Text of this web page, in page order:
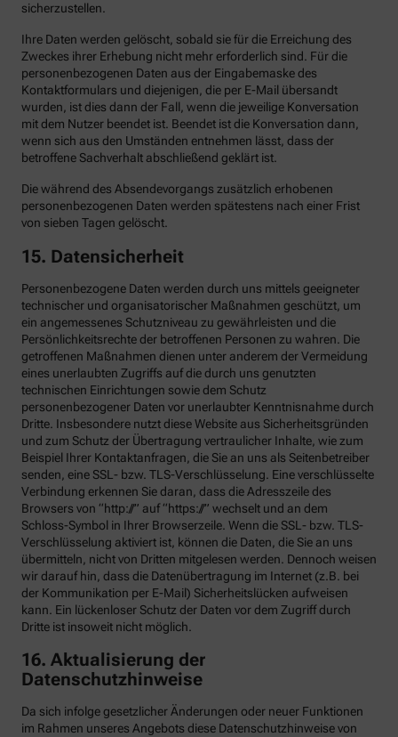
sicherzustellen.
Ihre Daten werden gelöscht, sobald sie für die Erreichung des
Zweckes ihrer Erhebung nicht mehr erforderlich sind. Für die
personenbezogenen Daten aus der Eingabemaske des
Kontaktformulars und diejenigen, die per E-Mail übersandt
wurden, ist dies dann der Fall, wenn die jeweilige Konversation
mit dem Nutzer beendet ist. Beendet ist die Konversation dann,
wenn sich aus den Umständen entnehmen lässt, dass der
betroffene Sachverhalt abschließend geklärt ist.
Die während des Absendevorgangs zusätzlich erhobenen
personenbezogenen Daten werden spätestens nach einer Frist
von sieben Tagen gelöscht.
15. Datensicherheit
Personenbezogene Daten werden durch uns mittels geeigneter
technischer und organisatorischer Maßnahmen geschützt, um
ein angemessenes Schutzniveau zu gewährleisten und die
Persönlichkeitsrechte der betroffenen Personen zu wahren. Die
getroffenen Maßnahmen dienen unter anderem der Vermeidung
eines unerlaubten Zugriffs auf die durch uns genutzten
technischen Einrichtungen sowie dem Schutz
personenbezogener Daten vor unerlaubter Kenntnisnahme durch
Dritte. Insbesondere nutzt diese Website aus Sicherheitsgründen
und zum Schutz der Übertragung vertraulicher Inhalte, wie zum
Beispiel Ihrer Kontaktanfragen, die Sie an uns als Seitenbetreiber
senden, eine SSL- bzw. TLS-Verschlüsselung. Eine verschlüsselte
Verbindung erkennen Sie daran, dass die Adresszeile des
Browsers von “http://” auf “https://” wechselt und an dem
Schloss-Symbol in Ihrer Browserzeile. Wenn die SSL- bzw. TLS-
Verschlüsselung aktiviert ist, können die Daten, die Sie an uns
übermitteln, nicht von Dritten mitgelesen werden. Dennoch weisen
wir darauf hin, dass die Datenübertragung im Internet (z.B. bei
der Kommunikation per E-Mail) Sicherheitslücken aufweisen
kann. Ein lückenloser Schutz der Daten vor dem Zugriff durch
Dritte ist insoweit nicht möglich.
16. Aktualisierung der
Datenschutzhinweise
Da sich infolge gesetzlicher Änderungen oder neuer Funktionen
im Rahmen unseres Angebots diese Datenschutzhinweise von